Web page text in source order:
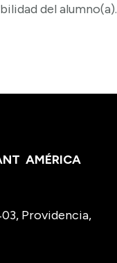
del alumno(a).
AMÉRICA
Providencia,